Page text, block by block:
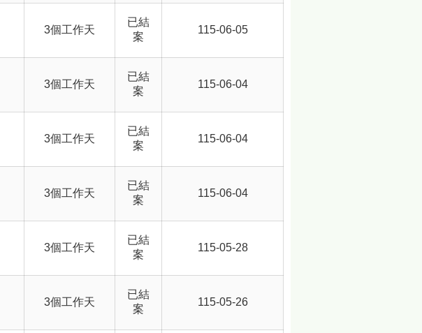
3個工作天
已結
案
115-06-05
3個工作天
已結
案
115-06-04
3個工作天
已結
案
115-06-04
3個工作天
已結
案
115-06-04
3個工作天
已結
案
115-05-28
3個工作天
已結
案
115-05-26